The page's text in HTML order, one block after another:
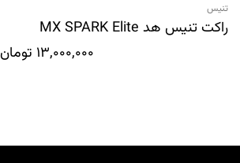
تنیس
راکت تنیس هد MX SPARK Elite
13,000,000 تومان